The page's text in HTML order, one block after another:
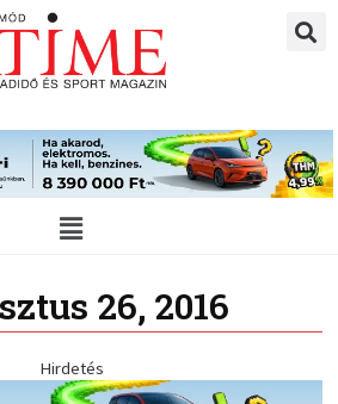
Main
Menu
26, 2016
Hirdetés